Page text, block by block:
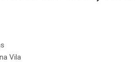
Vila